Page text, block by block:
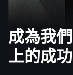
成為我
上的成功